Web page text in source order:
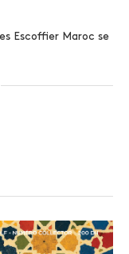
Escoffier Maroc se